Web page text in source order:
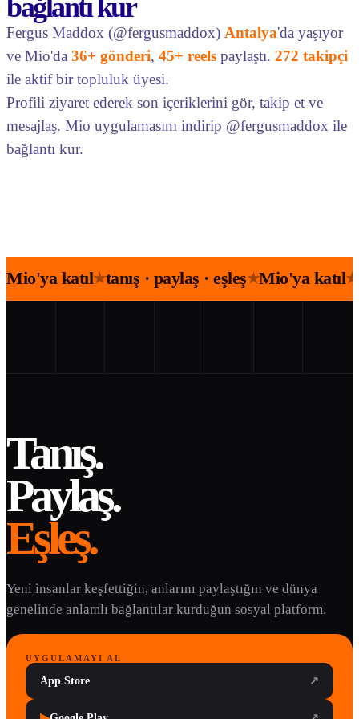
bağlantı kur
Fergus Maddox (@fergusmaddox) Antalya'da yaşıyor
ve Mio'da 36+ gönderi, 45+ reels paylaştı. 272 takipçi
ile aktif bir topluluk üyesi.
Profili ziyaret ederek son içeriklerini gör, takip et ve
mesajlaş. Mio uygulamasını indirip @fergusmaddox ile
bağlantı kur.
Mio'ya katıl★tanış · paylaş · eşleş★Mio'ya katıl★
Tanış.
Paylaş.
Eşleş.
Yeni insanlar keşfettiğin, anlarını paylaştığın ve dünya
genelinde anlamlı bağlantılar kurduğun sosyal platform.
UYGULAMAYI AL
App Store ↗